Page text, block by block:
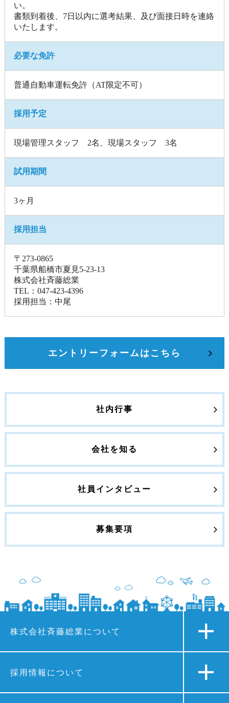
い。
書類到着後、7日以内に選考結果、及び面接日時を連絡
いたします。
必要な免許
普通自動車運転免許（AT限定不可）
採用予定
現場管理スタッフ 2名、現場スタッフ 3名
試用期間
3ヶ月
採用担当
〒273-0865
千葉県船橋市夏見5-23-13
株式会社斉藤総業
TEL：047-423-4396
採用担当：中尾
エントリーフォームはこちら
社内行事
会社を知る
社員インタビュー
募集要項
株式会社斉藤総業について
採用情報について